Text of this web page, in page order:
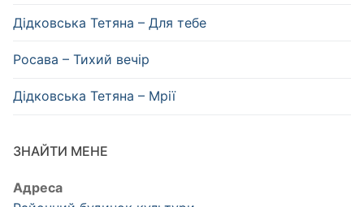
Дідковська Тетяна – Для тебе
Росава – Тихий вечір
Дідковська Тетяна – Мрії
ЗНАЙТИ МЕНЕ
Адреса